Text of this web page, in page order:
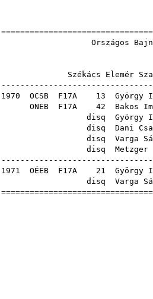
Országos
Székács Elemér
1970 OCSB F17A 13 György
ONEB F17A 42
Bakos
disq
György
disq
Dani
disq
Varga
disq
Metzger
1971 OÉEB F17A 21
György
disq
Varga